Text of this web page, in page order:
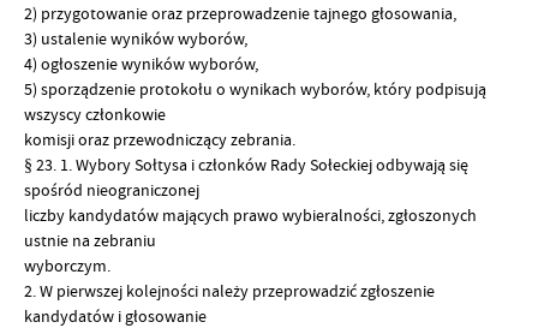
2) przygotowanie oraz przeprowadzenie tajnego głosowania,
3) ustalenie wyników wyborów,
4) ogłoszenie wyników wyborów,
5) sporządzenie protokołu o wynikach wyborów, który podpisują
wszyscy członkowie
komisji oraz przewodniczący zebrania.
§ 23. 1. Wybory Sołtysa i członków Rady Sołeckiej odbywają się
spośród nieograniczonej
liczby kandydatów mających prawo wybieralności, zgłoszonych
ustnie na zebraniu
wyborczym.
2. W pierwszej kolejności należy przeprowadzić zgłoszenie
kandydatów i głosowanie